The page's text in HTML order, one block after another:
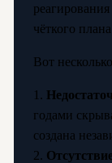
чёткого
Вот
1.
годами
создана
2.